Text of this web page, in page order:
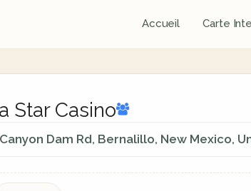
Accueil Carte
Star Casino
Dam Rd, Bernalillo, New Mexico,